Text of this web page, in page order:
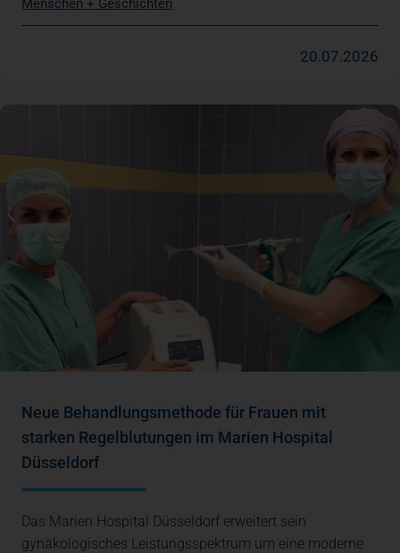
Menschen + Geschichten
20.07.2026
Neue Behandlungsmethode für Frauen mit
starken Regelblutungen im Marien Hospital
Düsseldorf
Das Marien Hospital Düsseldorf erweitert sein
gynäkologisches Leistungsspektrum um eine moderne